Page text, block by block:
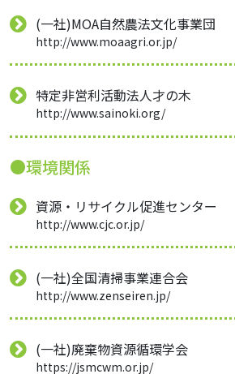
(一社)MOA自然農法文化事業団
http://www.moaagri.or.jp/
特定非営利活動法人才の木
http://www.sainoki.org/
●環境関係
資源・リサイクル促進センター
http://www.cjc.or.jp/
(一社)全国清掃事業連合会
http://www.zenseiren.jp/
(一社)廃棄物資源循環学会
https://jsmcwm.or.jp/